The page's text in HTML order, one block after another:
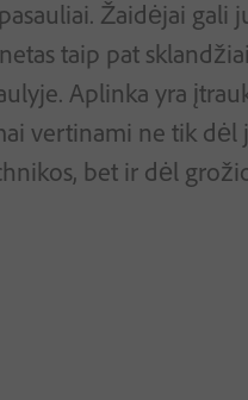
Žaidėjai gali
taip pat
Aplinka yra
vertinami ne tik
bet ir dėl